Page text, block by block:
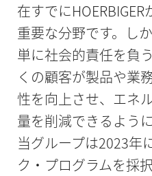
在すでに
重要な分野です。しか
単に社会的責任を負
くの顧客が製品や業
性を向上させ、エネ
量を削減できるよう
当グループは2023年
ク・プログラムを採